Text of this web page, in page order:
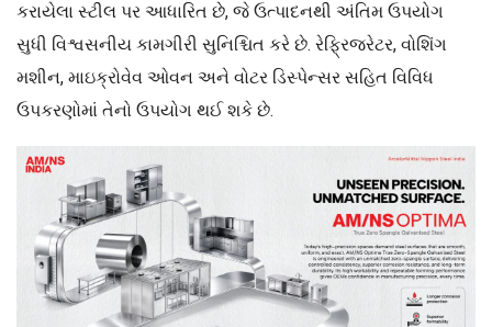
કરાયેલા સ્ટીલ પર આધારિત છે, જે ઉત્પાદનથી અંતિમ ઉપયોગ
સુધી વિશ્વસનીય કામગીરી સુનિશ્ચિત કરે છે. રેફ્રિજરેટર, વોશિંગ
મશીન, માઇક્રોવેવ ઓવન અને વોટર ડિસ્પેન્સર સહિત વિવિધ
ઉપકરણોમાં તેનો ઉપયોગ થઈ શકે છે.